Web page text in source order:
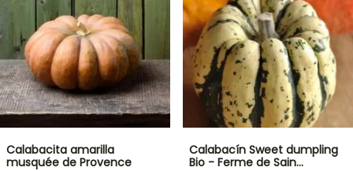
Calabacita amarilla
musquée de Provence
Calabacín Sweet dumpling
Bio - Ferme de Sain…